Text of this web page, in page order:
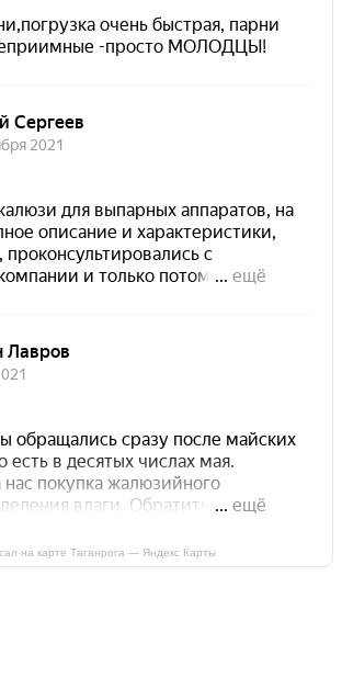
на карте Таганрога — Яндекс Карты